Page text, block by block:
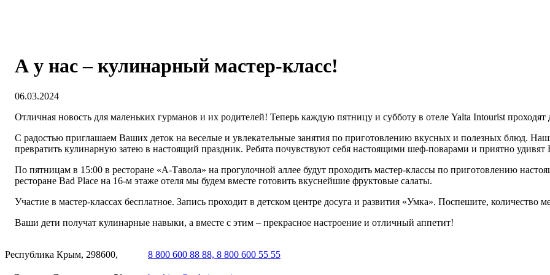
А у нас – кулинарный мастер-класс!
06.03.2024
Отличная новость для маленьких гурманов и их родителей! Теперь каждую пятницу и субботу в отеле Yalta Intourist
С радостью приглашаем Ваших деток на веселые и увлекательные занятия по приготовлению вкусных и полезных блюд.
превратить кулинарную затею в настоящий праздник. Ребята почувствуют себя настоящими шеф-поварами и приятно
По пятницам в 15:00 в ресторане «А-Тавола» на прогулочной аллее будут проходить мастер-классы по приготовлению
ресторане Bad Place на 16-м этаже отеля мы будем вместе готовить вкуснейшие фруктовые салаты.
Участие в мастер-классах бесплатное. Запись проходит в детском центре досуга и развития «Умка». Поспешите, количество
Ваши дети получат кулинарные навыки, а вместе с этим – прекрасное настроение и отличный аппетит!
Республика Крым, 298600, 8 800 600 88 88, 8 800 600 55 55